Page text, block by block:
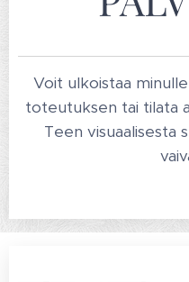
Voit ulkoistaa
toteutuksen tai tilata
Teen visuaalisesta